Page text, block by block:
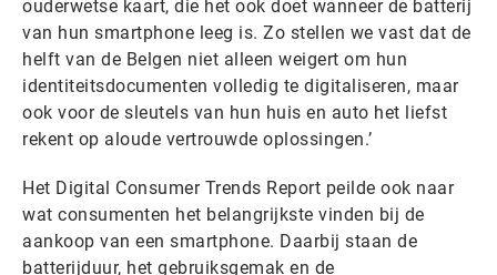
ouderwetse kaart, die het ook doet wanneer de batterij
van hun smartphone leeg is. Zo stellen we vast dat de
helft van de Belgen niet alleen weigert om hun
identiteitsdocumenten volledig te digitaliseren, maar
ook voor de sleutels van hun huis en auto het liefst
rekent op aloude vertrouwde oplossingen.’
Het Digital Consumer Trends Report peilde ook naar
wat consumenten het belangrijkste vinden bij de
aankoop van een smartphone. Daarbij staan de
batterijduur, het gebruiksgemak en de